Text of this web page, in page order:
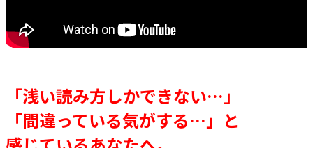
「浅い読み方しかできない…」
「間違っている気がする…」と